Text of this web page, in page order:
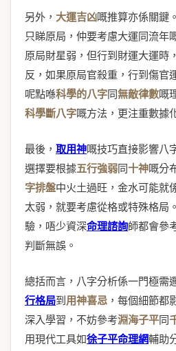
另外， 大運吉凶嘅推算亦係關鍵
只睇原局，仲要考慮大運同流年
原局財星弱，但行到財運大運時
反，如果原局官殺重，行到傷官
呢點喺科學的八字同無敵律數嘅
科學斷八字嘅方法，更注重數據
最後， 取用神嘅技巧直接影響八
選擇要根據五行強弱同十神嘅分
字排盤中火土過旺，金水可能就
太弱，就要考慮從格或特殊格局
驗，唔少資深命理諮詢師都會參
判斷無誤。
總括而言，八字分析係一門極需
行格局到用神喜忌 ，每個細節都
深入學習，不妨參考淵海子平同
用現代工具如徐子平命理網輔助